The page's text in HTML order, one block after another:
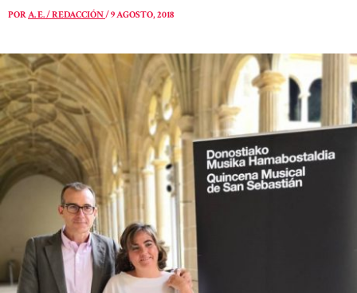
PORA. E. / REDACCIÓN/9 AGOSTO, 2018